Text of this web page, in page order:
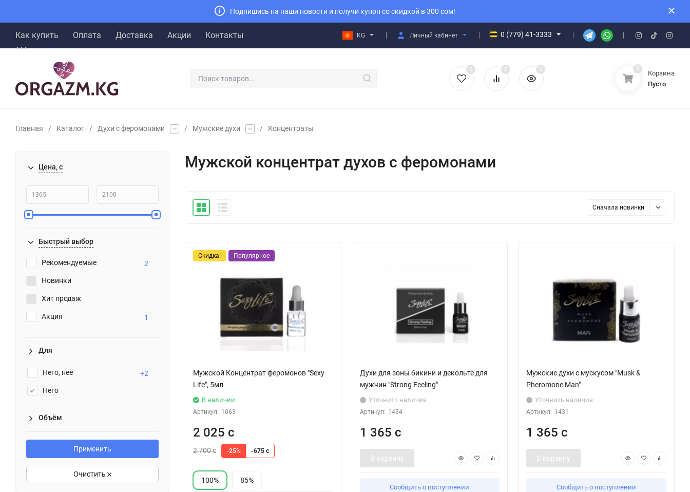
Подпишись на наши новости и получи купон со скидкой в 300 сом!
Как купить Оплата Доставка Акции Контакты KG Личный кабинет 0 (779) 41-3333
0 0 0 0
Корзина
Пусто
Главная / Каталог / Духи с феромонами / Мужские духи / Концентраты
Цена, с
Быстрый выбор
Рекомендуемые
2
Новинки
Хит продаж
Акция 1
Для
Него, неё
+2
Него
Объём
Применить
Очистить
Мужской концентрат духов с феромонами
Сначала новинки
Скидка! Популярное
Мужской Концентрат феромонов "Sexy
Life", 5мл
В наличии
Артикул: 1063
2 025 с
2 700 с -25% -675 с
100% 85%
Духи для зоны бикини и декольте для
мужчин "Strong Feeling"
Уточнить наличие
Артикул: 1434
1 365 с
В корзину
Сообщить о поступлении
Мужские духи с мускусом "Musk &
Pheromone Man"
Уточнить наличие
Артикул: 1431
1 365 с
В корзину
Сообщить о поступлении